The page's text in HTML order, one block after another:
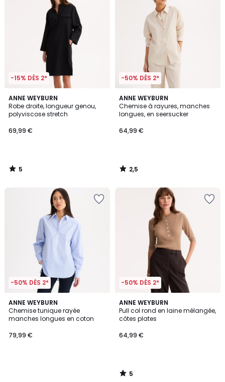
-15% DÈS 2*
ANNE WEYBURN
Robe droite, longueur genou,
polyviscose stretch
69,99 €
5
/
5
5
/
-50% DÈS 2*
ANNE WEYBURN
Chemise à rayures, manches
longues, en seersucker
64,99 €
2,5
/ 5
2,5
/
-50% DÈS 2*
ANNE WEYBURN
Chemise tunique rayée
manches longues en coton
79,99 €
-50% DÈS 2*
ANNE WEYBURN
Pull col rond en laine mélangée,
côtes plates
64,99 €
5
/
5
5
/